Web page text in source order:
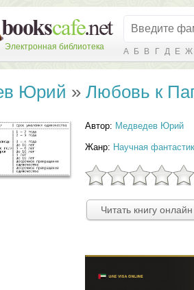
Электронная библиотека А Б В Г Д Е Ж
Юрий » Любовь к
Автор: Медведев Юрий
Жанр: Научная
Читать книгу